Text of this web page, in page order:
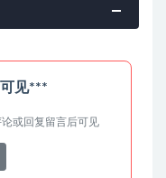
见***
或回复留言后可见